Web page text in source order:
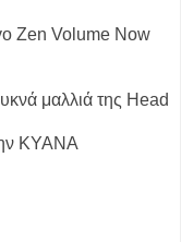
Zen Volume Now
μαλλιά της Head
KYANA